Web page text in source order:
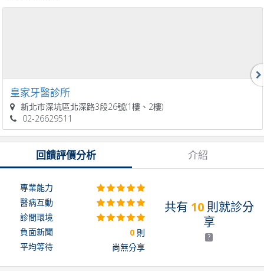
皇家牙醫診所
新北市深坑區北深路3段26號(1樓、2樓)
02-26629511
回饋評價分析 介紹
共有 10則就診分
享
?
專業能力
醫病互動
診間環境
負面新聞
0 則
平均等待
尚無分享